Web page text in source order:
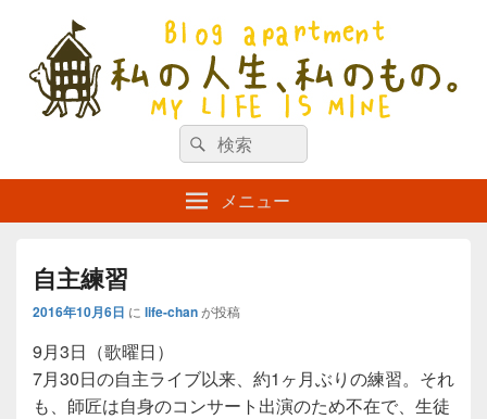
私の人生、私のもの。【新館】
検
索
対
象:
検
索
メニュー
自主練習
2016年10月6日 に life-chanが投稿
9月3日（歌曜日）
7月30日の自主ライブ以来、約1ヶ月ぶりの練習。それ
も、師匠は自身のコンサート出演のため不在で、生徒